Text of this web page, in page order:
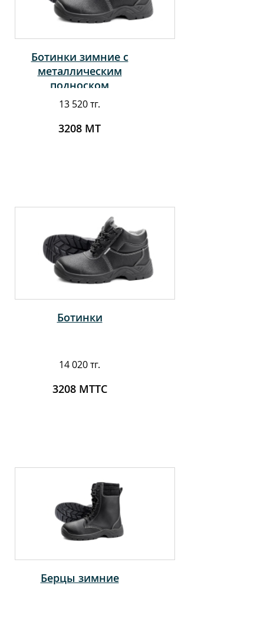
Ботинки зимние с
металлическим
подноском
13 520 тг.
3208 MT
Ботинки
14 020 тг.
3208 MTTC
Берцы зимние